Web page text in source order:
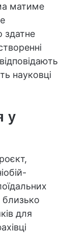
матиме
здатне
науковці
у
близько
для